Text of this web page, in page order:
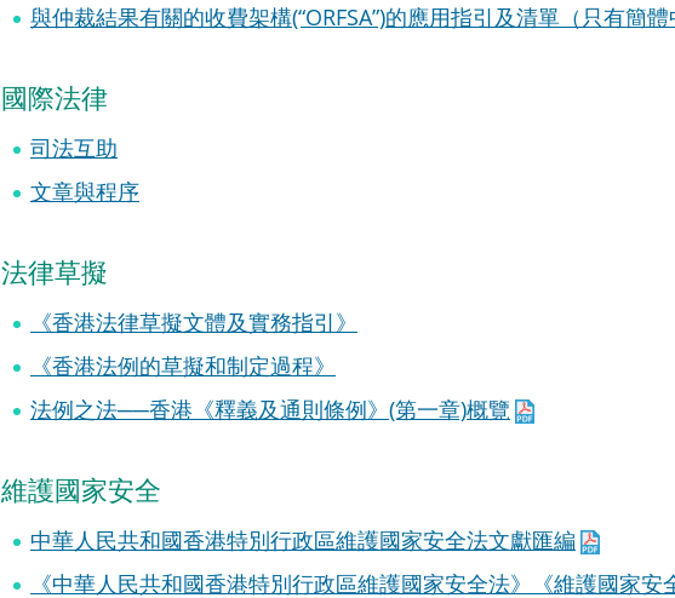
與仲裁結果有關的收費架構(“ORFSA”)的應用指引及清單（只有簡體
國際法律
司法互助
文章與程序
法律草擬
《香港法律草擬文體及實務指引》
《香港法例的草擬和制定過程》
法例之法──香港《釋義及通則條例》(第一章)概覽
維護國家安全
中華人民共和國香港特別行政區維護國家安全法文獻匯編
《中華人民共和國香港特別行政區維護國家安全法》《維護國家